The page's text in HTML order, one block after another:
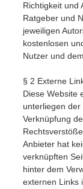
Richtigkeit und
Ratgeber und
jeweiligen
kostenlosen
Nutzer und
§ 2 Externe
Diese Website
unterliegen
Verknüpfung
Anbieter hat
verknüpften
hinter dem
externen Links